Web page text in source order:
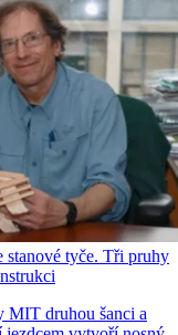
stanové tyče. Tři pruhy
MIT druhou šanci a